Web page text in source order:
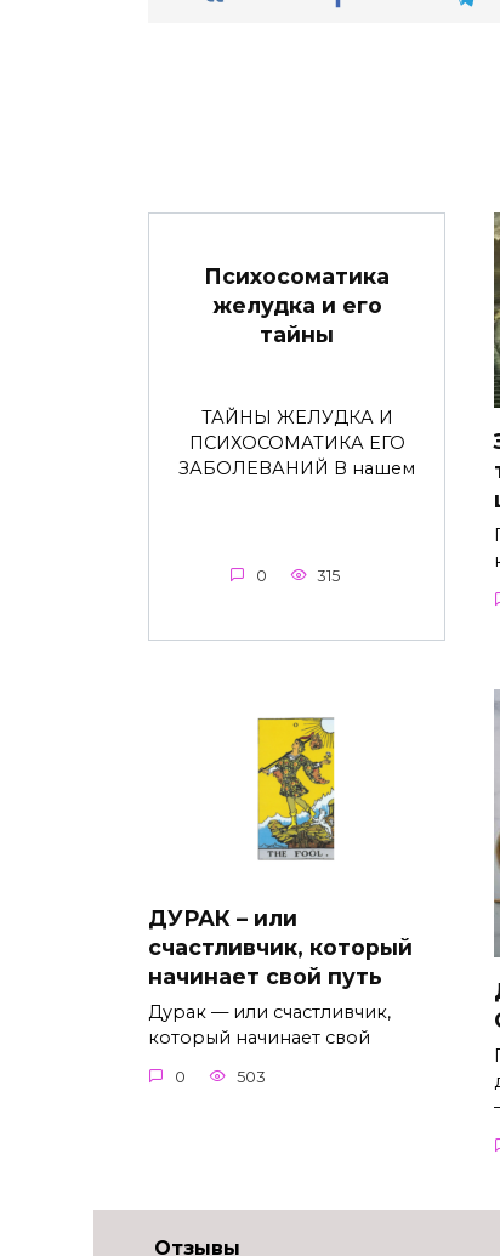
Психосоматика
желудка и его
тайны
ТАЙНЫ ЖЕЛУДКА И
ПСИХОСОМАТИКА ЕГО
ЗАБОЛЕВАНИЙ В нашем
0 315
ДУРАК – или
счастливчик, который
начинает свой путь
Дурак — или счастливчик,
который начинает свой
0 503
Отзывы